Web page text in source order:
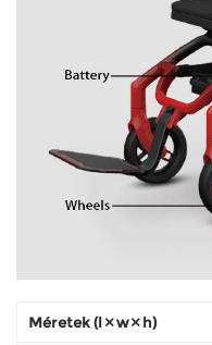
Méretek (l × w × h)